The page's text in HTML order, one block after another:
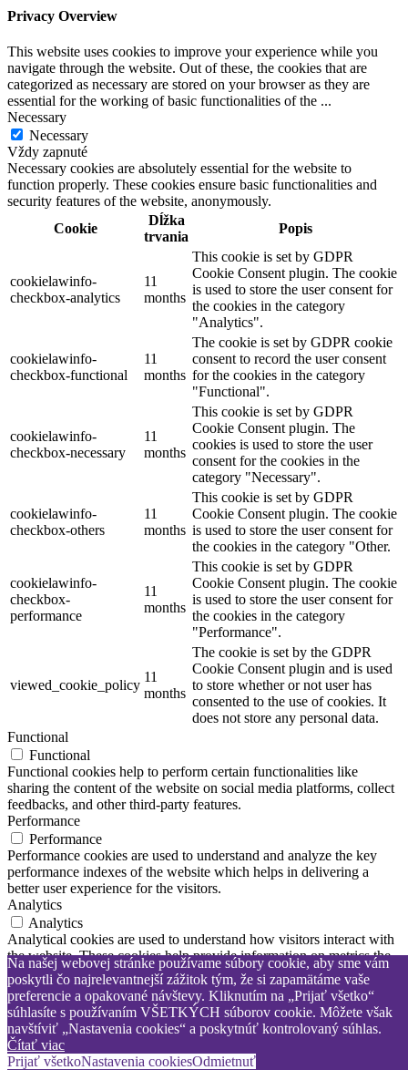
Na našej webovej stránke používame súbory cookie, aby sme vám
poskytli čo najrelevantnejší zážitok tým, že si zapamätáme vaše
preferencie a opakované návštevy. Kliknutím na „Prijať všetko“
súhlasíte s používaním VŠETKÝCH súborov cookie. Môžete však
navštíviť „Nastavenia cookies“ a poskytnúť kontrolovaný súhlas.
Čítať viac
Prijať všetkoNastavenia cookiesOdmietnuť
Privacy Overview
This website uses cookies to improve your experience while you
navigate through the website. Out of these, the cookies that are
categorized as necessary are stored on your browser as they are
essential for the working of basic functionalities of the ...
Necessary
Necessary
Vždy zapnuté
Necessary cookies are absolutely essential for the website to
function properly. These cookies ensure basic functionalities and
security features of the website, anonymously.
Cookie
Dĺžka
trvania
Popis
cookielawinfo-
checkbox-analytics
11
months
This cookie is set by GDPR
Cookie Consent plugin. The cookie
is used to store the user consent for
the cookies in the category
"Analytics".
cookielawinfo-
checkbox-functional
11
months
The cookie is set by GDPR cookie
consent to record the user consent
for the cookies in the category
"Functional".
cookielawinfo-
checkbox-necessary
11
months
This cookie is set by GDPR
Cookie Consent plugin. The
cookies is used to store the user
consent for the cookies in the
category "Necessary".
cookielawinfo-
checkbox-others
11
months
This cookie is set by GDPR
Cookie Consent plugin. The cookie
is used to store the user consent for
the cookies in the category "Other.
cookielawinfo-
checkbox-
performance
11
months
This cookie is set by GDPR
Cookie Consent plugin. The cookie
is used to store the user consent for
the cookies in the category
"Performance".
viewed_cookie_policy
11
months
The cookie is set by the GDPR
Cookie Consent plugin and is used
to store whether or not user has
consented to the use of cookies. It
does not store any personal data.
Functional
Functional
Functional cookies help to perform certain functionalities like
sharing the content of the website on social media platforms, collect
feedbacks, and other third-party features.
Performance
Performance
Performance cookies are used to understand and analyze the key
performance indexes of the website which helps in delivering a
better user experience for the visitors.
Analytics
Analytics
Analytical cookies are used to understand how visitors interact with
the website. These cookies help provide information on metrics the
number of visitors, bounce rate, traffic source, etc.
Advertisement
Advertisement
Advertisement cookies are used to provide visitors with relevant ads
and marketing campaigns. These cookies track visitors across
websites and collect information to provide customized ads.